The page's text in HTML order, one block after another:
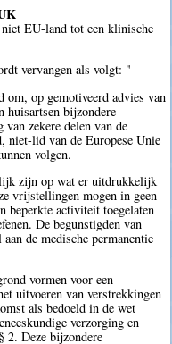
EU-land tot een klinische
vervangen als volgt: "
op gemotiveerd advies van
huisartsen bijzondere
zekere delen van de
niet-lid van de Europese Unie
volgen.
zijn op wat er uitdrukkelijk
vrijstellingen mogen in geen
beperkte activiteit toegelaten
De begunstigden van
de medische permanentie
vormen voor een
uitvoeren van verstrekkingen
als bedoeld in de wet
verzorging en
2. Deze bijzondere